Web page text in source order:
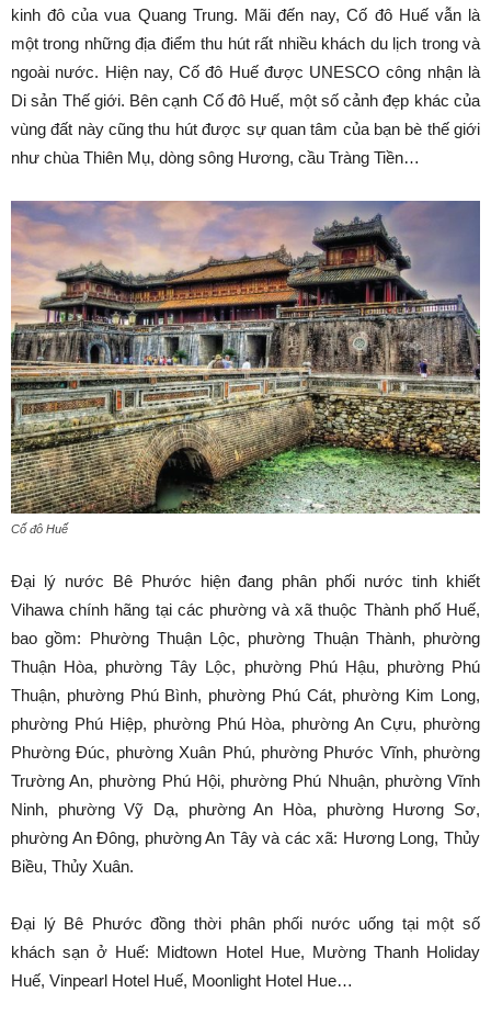
kinh đô của vua Quang Trung. Mãi đến nay, Cố đô Huế vẫn là
một trong những địa điểm thu hút rất nhiều khách du lịch trong và
ngoài nước. Hiện nay, Cố đô Huế được UNESCO công nhận là
Di sản Thế giới. Bên cạnh Cố đô Huế, một số cảnh đẹp khác của
vùng đất này cũng thu hút được sự quan tâm của bạn bè thế giới
như chùa Thiên Mụ, dòng sông Hương, cầu Tràng Tiền…
Cố đô Huế
Đại lý nước Bê Phước hiện đang phân phối nước tinh khiết
Vihawa chính hãng tại các phường và xã thuộc Thành phố Huế,
bao gồm: Phường Thuận Lộc, phường Thuận Thành, phường
Thuận Hòa, phường Tây Lộc, phường Phú Hậu, phường Phú
Thuận, phường Phú Bình, phường Phú Cát, phường Kim Long,
phường Phú Hiệp, phường Phú Hòa, phường An Cựu, phường
Phường Đúc, phường Xuân Phú, phường Phước Vĩnh, phường
Trường An, phường Phú Hội, phường Phú Nhuận, phường Vĩnh
Ninh, phường Vỹ Dạ, phường An Hòa, phường Hương Sơ,
phường An Đông, phường An Tây và các xã: Hương Long, Thủy
Biều, Thủy Xuân.
Đại lý Bê Phước đồng thời phân phối nước uống tại một số
khách sạn ở Huế: Midtown Hotel Hue, Mường Thanh Holiday
Huế, Vinpearl Hotel Huế, Moonlight Hotel Hue…